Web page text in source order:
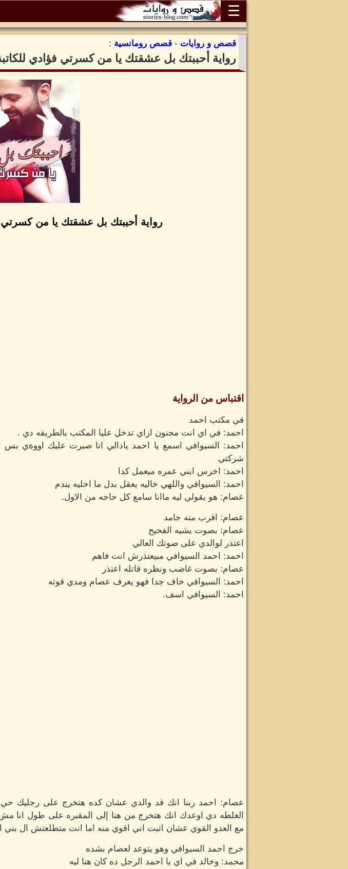
☰
قصص و روايات - قصص رومانسية :
رواية أحببتك بل عشقتك يا من كسرتي فؤادي
رواية أحببتك بل عشقتك يا من كسرتي
اقتباس من الرواية
في مكتب احمد
احمد: في اي انت مجنون ازاي تدخل عليا المكتب بالطريقه دي .
احمد: السيوافي اسمع يا احمد يادالي انا صبرت عليك اووةي
شركتي
احمد: اخرس ابني عمره ميعمل كدا
احمد: السيوافي واللهي خاليه يعقل بدل ما اخليه يندم
عصام: هو يقولي ليه ماانا سامع كل حاجه من الاول.
عصام: اقرب منه جامد
عصام: بصوت يشيه الفحيح
اعتذر لوالدي على صوتك العالي
احمد: احمد السيوافي مبيعتذرش انت فاهم
عصام: بصوت غاضب ونظره قاتله اعتذر
احمد: السيوافي خاف جدا فهو يعرف عصام ومدي قوته
احمد: السيوافي اسف.
عصام: احمد ربنا انك قد والدي عشان كده هتخرج على
الغلطه دي اوعدك انك هتخرج من هنا إلى المقبره على طول انا
مع العدو القوي عشان اثبت اني اقوي منه اما انت متطلعتش ال
خرج احمد السيوافي وهو يتوعد لعصام بشده
محمد: وخالد في اي يا احمد الرجل ده كان هنا ليه